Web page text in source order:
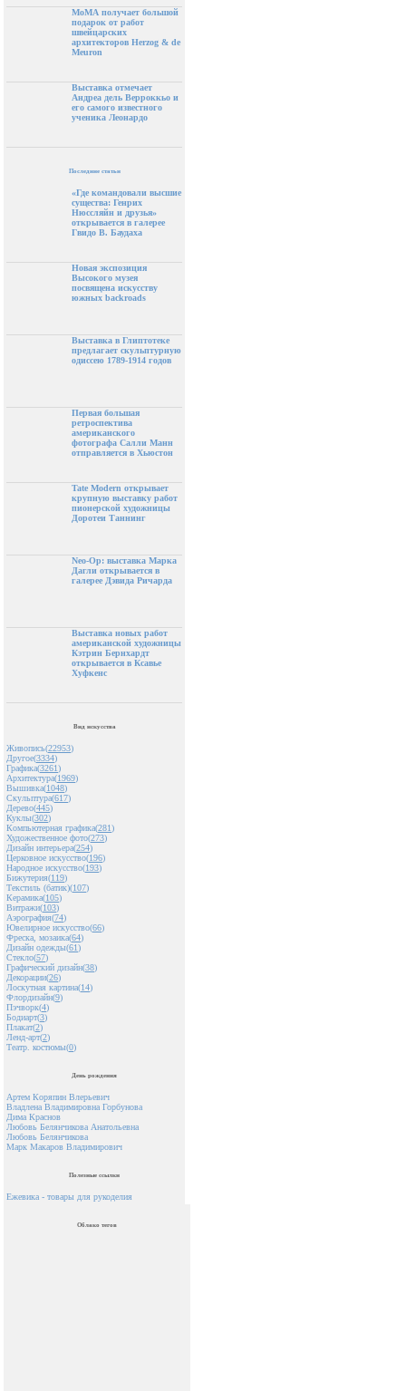
МоМА получает большой
подарок от работ
швейцарских
архитекторов Herzog & de
Meuron
Выставка отмечает
Андреа дель Верроккьо и
его самого известного
ученика Леонардо
Последние статьи
«Где командовали высшие
существа: Генрих
Нюссляйн и друзья»
открывается в галерее
Гвидо В. Баудаха
Новая экспозиция
Высокого музея
посвящена искусству
южных backroads
Выставка в Глиптотеке
предлагает скульптурную
одиссею 1789-1914 годов
Первая большая
ретроспектива
американского
фотографа Салли Манн
отправляется в Хьюстон
Tate Modern открывает
крупную выставку работ
пионерской художницы
Доротеи Таннинг
Neo-Op: выставка Марка
Дагли открывается в
галерее Дэвида Ричарда
Выставка новых работ
американской художницы
Кэтрин Бернхардт
открывается в Ксавье
Хуфкенс
Вид искусства
Живопись(22953)
Другое(3334)
Графика(3261)
Архитектура(1969)
Вышивка(1048)
Скульптура(617)
Дерево(445)
Куклы(302)
Компьютерная графика(281)
Художественное фото(273)
Дизайн интерьера(254)
Церковное искусство(196)
Народное искусство(193)
Бижутерия(119)
Текстиль (батик)(107)
Керамика(105)
Витражи(103)
Аэрография(74)
Ювелирное искусство(66)
Фреска, мозаика(64)
Дизайн одежды(61)
Стекло(57)
Графический дизайн(38)
Декорации(26)
Лоскутная картина(14)
Флордизайн(9)
Пэчворк(4)
Бодиарт(3)
Плакат(2)
Ленд-арт(2)
Театр. костюмы(0)
День рождения
Артем Коряпин Влерьевич
Владлена Владимировна Горбунова
Дима Краснов
Любовь Белянчикова Анатольевна
Любовь Белянчикова
Марк Макаров Владимирович
Полезные ссылки
Ежевика - товары для рукоделия
Облако тегов